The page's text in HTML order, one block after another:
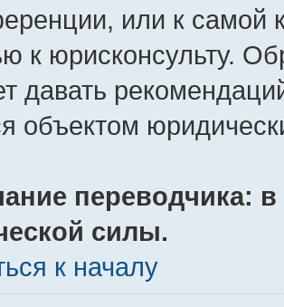
или к самой
к юрисконсульту.
давать
объектом
переводчика:
силы.
к началу